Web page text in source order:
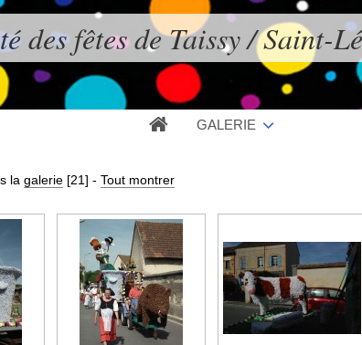
des fêtes de Taissy / Saint-
GALERIE
la galerie [21] - Tout montrer